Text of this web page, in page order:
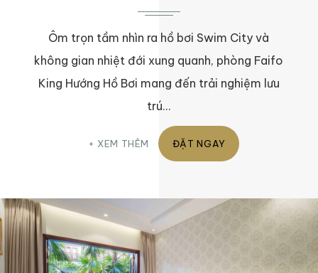
Ôm trọn tầm nhìn ra hồ bơi Swim City và
không gian nhiệt đới xung quanh, phòng Faifo
King Hướng Hồ Bơi mang đến trải nghiệm lưu
trú…
XEM THÊM ĐẶT NGAY